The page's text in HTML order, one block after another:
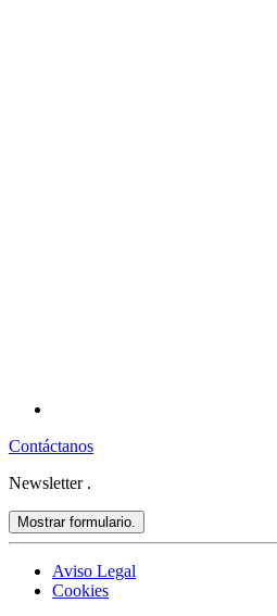
Contáctanos
Newsletter .
Mostrar formulario.
Aviso Legal
Cookies